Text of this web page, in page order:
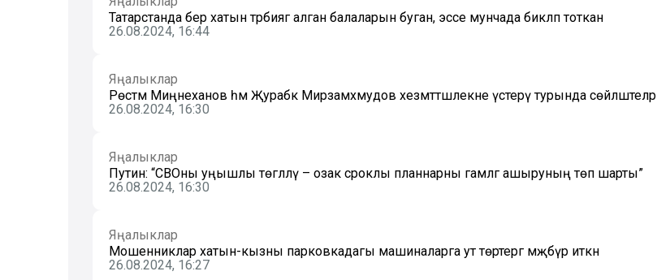
Татарстанда бер хатын тәрбиягә алган балаларын буган, эссе мунчада бикләп тоткан
26.08.2024, 16:44
Яңалыклар
Рөстәм Миңнеханов һәм Җурабәк Мирзамәхмудов хезмәттәшлекне үстерү турында сөйләштеләр
26.08.2024, 16:30
Яңалыклар
Путин: “СВОны уңышлы төгәлләү – озак сроклы планнарны гамәлгә ашыруның төп шарты”
26.08.2024, 16:30
Яңалыклар
Мошенниклар хатын-кызны парковкадагы машиналарга ут төртергә мәҗбүр иткән
26.08.2024, 16:27